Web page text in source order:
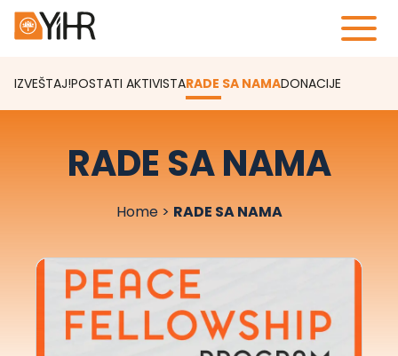
IZVEŠTAJ!POSTATI AKTIVISTARADE SA NAMADONACIJE
RADE SA NAMA
Home> RADE SA NAMA